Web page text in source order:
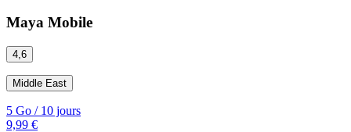
Maya Mobile
4,6
Middle East
5 Go /10 jours
9,99 €